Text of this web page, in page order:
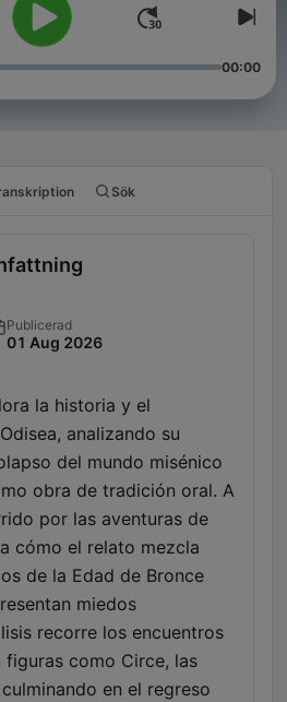
00:00
Sök
Publicerad
01 Aug 2026
la historia y el
analizando su
del mundo misénico
obra de tradición oral. A
por las aventuras de
cómo el relato mezcla
de la Edad de Bronce
miedos
recorre los encuentros
como Circe, las
en el regreso